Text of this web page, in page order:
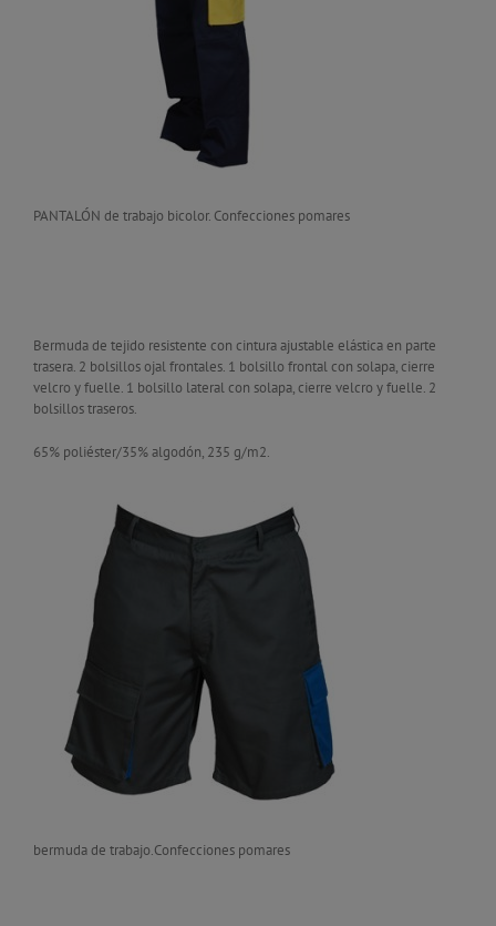
PANTALÓN de trabajo bicolor. Confecciones pomares
Bermuda de tejido resistente con cintura ajustable elástica en parte
trasera. 2 bolsillos ojal frontales. 1 bolsillo frontal con solapa, cierre
velcro y fuelle. 1 bolsillo lateral con solapa, cierre velcro y fuelle. 2
bolsillos traseros.
65% poliéster/35% algodón, 235 g/m2.
bermuda de trabajo.Confecciones pomares